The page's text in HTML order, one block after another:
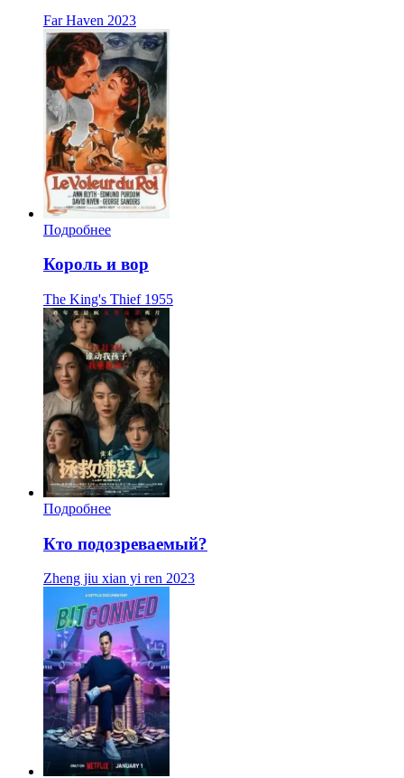
Far Haven 2023
Подробнее
Король и вор
The King's Thief 1955
Подробнее
Кто подозреваемый?
Zheng jiu xian yi ren 2023